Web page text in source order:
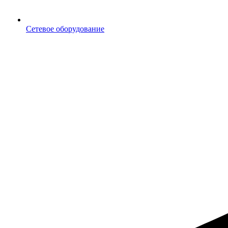
Сетевое оборудование